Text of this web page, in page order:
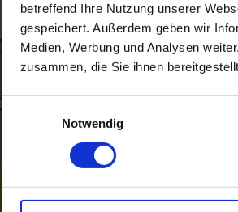
betreffend Ihre Nutzung unserer
gespeichert. Außerdem geben wir
Medien, Werbung und Analysen
zusammen, die Sie ihnen
Einwilligungsauswahl
Notwendig